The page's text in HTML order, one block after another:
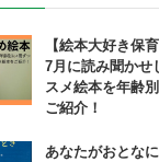
【絵本大好き保
7月に読み聞かせ
スメ絵本を年齢
ご紹介！
あなたがおとな